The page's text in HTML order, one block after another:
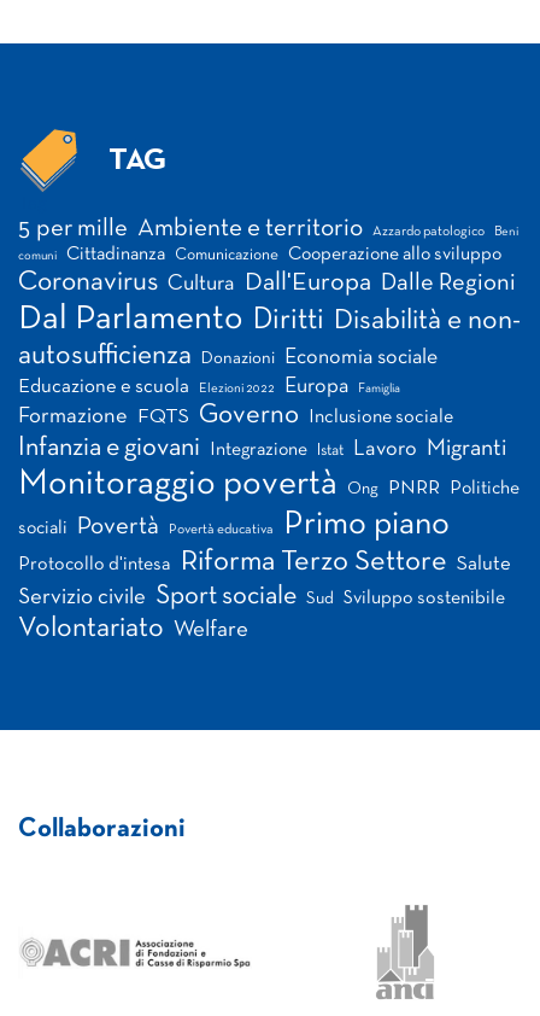
TAG
5 per mille Ambiente e territorio Azzardo patologico Beni
comuni Cittadinanza Comunicazione Cooperazione allo sviluppo
Coronavirus Cultura Dall'Europa Dalle Regioni
Dal Parlamento Diritti Disabilità e non-
autosufficienza
Donazioni Economia sociale
Educazione e scuola Elezioni 2022 Europa Famiglia
Formazione FQTS Governo Inclusione sociale
Infanzia e giovani Integrazione Istat Lavoro Migranti
Monitoraggio povertà Ong PNRR Politiche
sociali Povertà Povertà educativa Primo piano
Protocollo d'intesa Riforma Terzo Settore Salute
Servizio civile Sport sociale Sud Sviluppo sostenibile
Volontariato Welfare
Collaborazioni